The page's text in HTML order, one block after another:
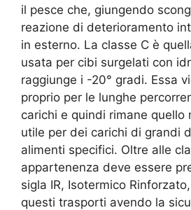
il pesce che, giungendo
reazione di deterioramento
in esterno. La classe C è
usata per cibi surgelati con
raggiunge i -20° gradi. Essa
proprio per le lunghe
carichi e quindi rimane quello
utile per dei carichi di grandi
alimenti specifici. Oltre alle
appartenenza deve essere
sigla IR, Isotermico
questi trasporti avendo la